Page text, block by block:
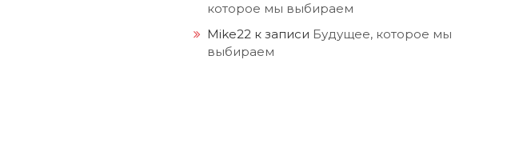
которое мы выбираем
Mike22 к записи Будущее, которое мы
выбираем